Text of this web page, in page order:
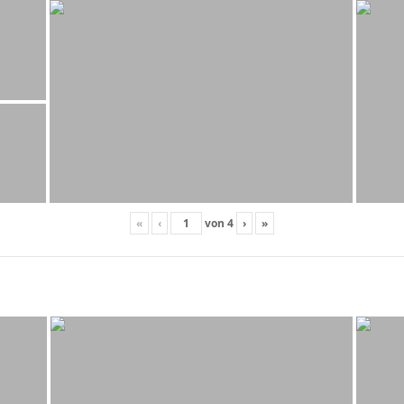
« ‹ von 4 › »